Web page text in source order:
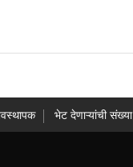
भेट देणाऱ्यांची संख्या